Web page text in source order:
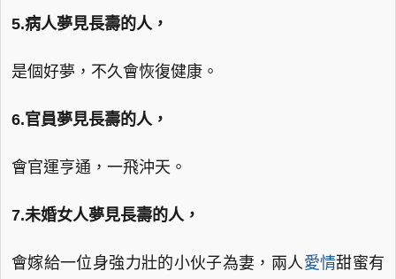
5.病人夢見長壽的人，
是個好夢，不久會恢復健康。
6.官員夢見長壽的人，
會官運亨通，一飛沖天。
7.未婚女人夢見長壽的人，
會嫁給一位身強力壯的小伙子為妻，兩人愛情甜蜜有